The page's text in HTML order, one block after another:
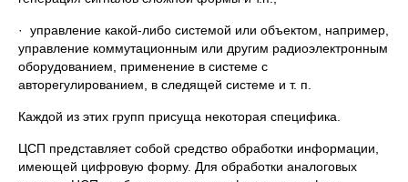
· управление какой-либо системой или объектом, например,
управление коммутационным или другим радиоэлектронным
оборудованием, применение в системе с
авторегулированием, в следящей системе и т. п.
Каждой из этих групп присуща некоторая специфика.
ЦСП представляет собой средство обработки информации,
имеющей цифровую форму. Для обработки аналоговых